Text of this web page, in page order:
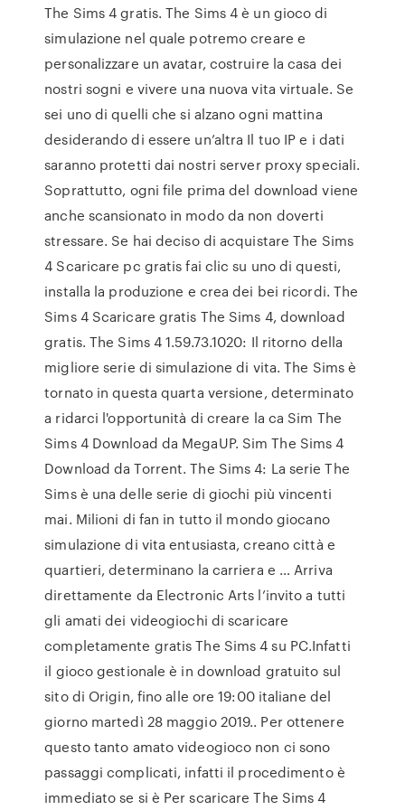
The Sims 4 gratis. The Sims 4 è un gioco di
simulazione nel quale potremo creare e
personalizzare un avatar, costruire la casa dei
nostri sogni e vivere una nuova vita virtuale. Se
sei uno di quelli che si alzano ogni mattina
desiderando di essere un’altra Il tuo IP e i dati
saranno protetti dai nostri server proxy speciali.
Soprattutto, ogni file prima del download viene
anche scansionato in modo da non doverti
stressare. Se hai deciso di acquistare The Sims
4 Scaricare pc gratis fai clic su uno di questi,
installa la produzione e crea dei bei ricordi. The
Sims 4 Scaricare gratis The Sims 4, download
gratis. The Sims 4 1.59.73.1020: Il ritorno della
migliore serie di simulazione di vita. The Sims è
tornato in questa quarta versione, determinato
a ridarci l'opportunità di creare la ca Sim The
Sims 4 Download da MegaUP. Sim The Sims 4
Download da Torrent. The Sims 4: La serie The
Sims è una delle serie di giochi più vincenti
mai. Milioni di fan in tutto il mondo giocano
simulazione di vita entusiasta, creano città e
quartieri, determinano la carriera e … Arriva
direttamente da Electronic Arts l’invito a tutti
gli amati dei videogiochi di scaricare
completamente gratis The Sims 4 su PC.Infatti
il gioco gestionale è in download gratuito sul
sito di Origin, fino alle ore 19:00 italiane del
giorno martedì 28 maggio 2019.. Per ottenere
questo tanto amato videogioco non ci sono
passaggi complicati, infatti il procedimento è
immediato se si è Per scaricare The Sims 4